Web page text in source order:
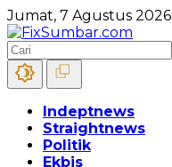
Jumat, 7 Agustus 2026
Indeptnews
Straightnews
Politik
Ekbis